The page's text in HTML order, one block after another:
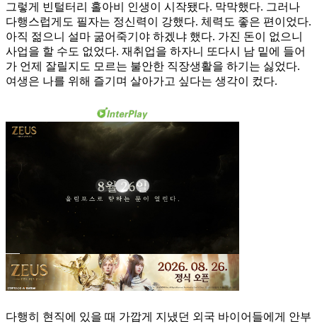
그렇게 빈털터리 홀아비 인생이 시작됐다. 막막했다. 그러나
다행스럽게도 필자는 정신력이 강했다. 체력도 좋은 편이었다.
아직 젊으니 설마 굶어죽기야 하겠냐 했다. 가진 돈이 없으니
사업을 할 수도 없었다. 재취업을 하자니 또다시 남 밑에 들어
가 언제 잘릴지도 모르는 불안한 직장생활을 하기는 싫었다.
여생은 나를 위해 즐기며 살아가고 싶다는 생각이 컸다.
다행히 현직에 있을 때 가깝게 지냈던 외국 바이어들에게 안부